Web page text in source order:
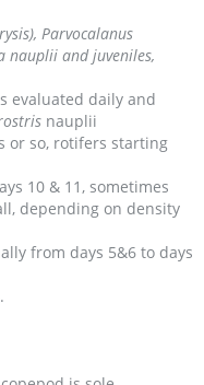
Parvocalanus
nauplii and juveniles,
evaluated daily and
nauplii
or so, rotifers starting
10 & 11, sometimes
depending on density
from days 5&6 to days